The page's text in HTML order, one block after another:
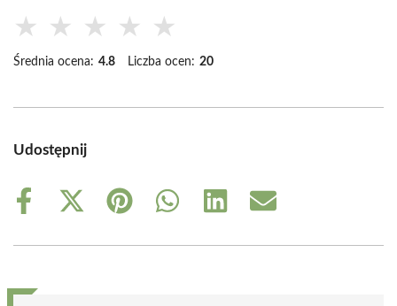
★ ★ ★ ★ ★
Średnia ocena: 4.8 Liczba ocen: 20
Udostępnij
Share
Share
(Twitter)
Share
Share
Share
Share